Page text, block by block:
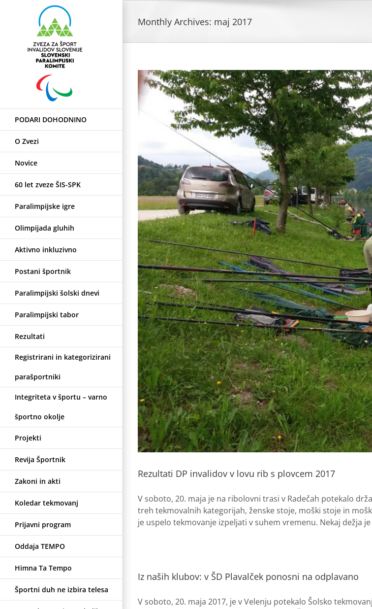
PODARI DOHODNINO
O Zvezi
Novice
60 let zveze ŠIS-SPK
Paralimpijske igre
Olimpijada gluhih
Aktivno inkluzivno
Postani športnik
Paralimpijski šolski dnevi
Paralimpijski tabor
Rezultati
Registrirani in kategorizirani
parašportniki
Integriteta v športu – varno
športno okolje
Projekti
Revija Športnik
Zakoni in akti
Koledar tekmovanj
Prijavni program
Oddaja TEMPO
Himna Ta Tempo
Športni duh ne izbira telesa
Monthly Archives: maj 2017
Rezultati DP invalidov v lovu rib s plovcem 2017
V soboto, 20. maja je na ribolovni trasi v Radečah potekalo
treh tekmovalnih kategorijah, ženske stoje, moški stoje in
je uspelo tekmovanje izpeljati v suhem vremenu. Nekaj dežja
Iz naših klubov: v ŠD Plavalček ponosni na odplavano
V soboto, 20. maja 2017, je v Velenju potekalo Šolsko